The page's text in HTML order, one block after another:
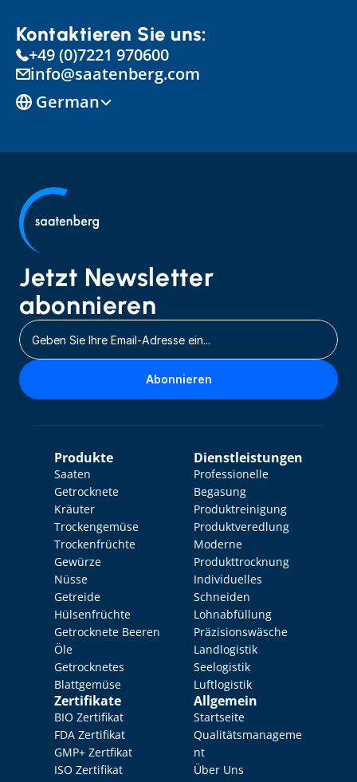
Kontaktieren Sie uns:
+49 (0)7221 970600
info@saatenberg.com
German
Jetzt Newsletter
abonnieren
Abonnieren
Produkte
Saaten
Getrocknete
Kräuter
Trockengemüse
Trockenfrüchte
Gewürze
Nüsse
Getreide
Hülsenfrüchte
Getrocknete Beeren
Öle
Getrocknetes
Blattgemüse
Zertifikate
BIO Zertifikat
FDA Zertifikat
GMP+ Zertfikat
ISO Zertifikat
Dienstleistungen
Professionelle
Begasung
Produktreinigung
Produktveredlung
Moderne
Produkttrocknung
Individuelles
Schneiden
Lohnabfüllung
Präzisionswäsche
Landlogistik
Seelogistik
Luftlogistik
Allgemein
Startseite
Qualitätsmanageme
nt
Über Uns